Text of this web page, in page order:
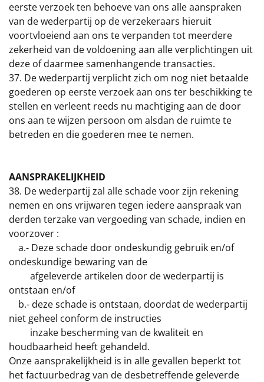
eerste verzoek ten behoeve van ons alle aanspraken
van de wederpartij op de verzekeraars hieruit
voortvloeiend aan ons te verpanden tot meerdere
zekerheid van de voldoening aan alle verplichtingen uit
deze of daarmee samenhangende transacties.
37. De wederpartij verplicht zich om nog niet betaalde
goederen op eerste verzoek aan ons ter beschikking te
stellen en verleent reeds nu machtiging aan de door
ons aan te wijzen persoon om alsdan de ruimte te
betreden en die goederen mee te nemen.
AANSPRAKELIJKHEID
38. De wederpartij zal alle schade voor zijn rekening
nemen en ons vrijwaren tegen iedere aanspraak van
derden terzake van vergoeding van schade, indien en
voorzover :
a.- Deze schade door ondeskundig gebruik en/of
ondeskundige bewaring van de
afgeleverde artikelen door de wederpartij is
ontstaan en/of
b.- deze schade is ontstaan, doordat de wederpartij
niet geheel conform de instructies
inzake bescherming van de kwaliteit en
houdbaarheid heeft gehandeld.
Onze aansprakelijkheid is in alle gevallen beperkt tot
het factuurbedrag van de desbetreffende geleverde